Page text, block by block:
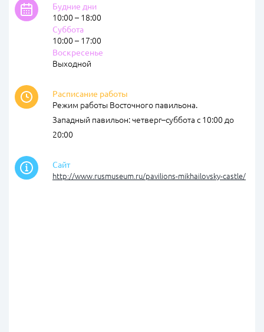
Будние дни
10:00 – 18:00
Суббота
10:00 – 17:00
Воскресенье
Выходной
Расписание работы
Режим работы Восточного павильона.
Западный павильон: четверг–суббота с 10:00 до
20:00
Сайт
http://www.rusmuseum.ru/pavilions-mikhailovsky-castle/